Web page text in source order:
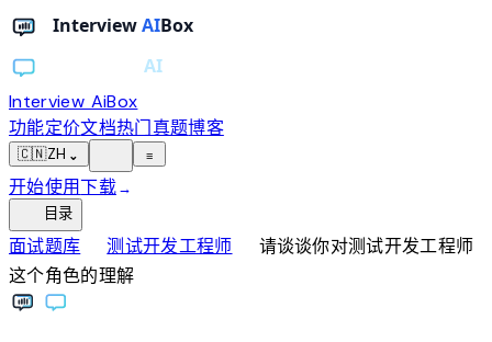
Interview AiBox
功能定价文档热门真题博客
🇨🇳ZH ⌄ ≡
开始使用下载→
目录
面试题库chevron_right测试开发工程师chevron_right
请谈谈你对测试开发工程师
这个角色的理解